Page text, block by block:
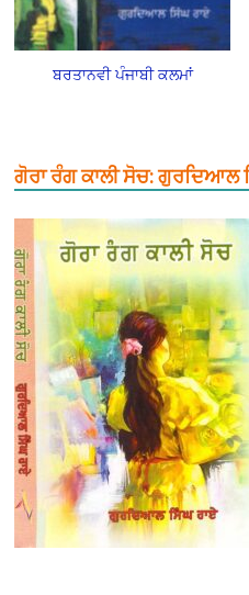
ਬਰਤਾਨਵੀ ਪੰਜਾਬੀ ਕਲਮਾਂ
ਗੋਰਾ ਰੰਗ ਕਾਲੀ ਸੋਚ: ਗੁਰਦਿਆਲ